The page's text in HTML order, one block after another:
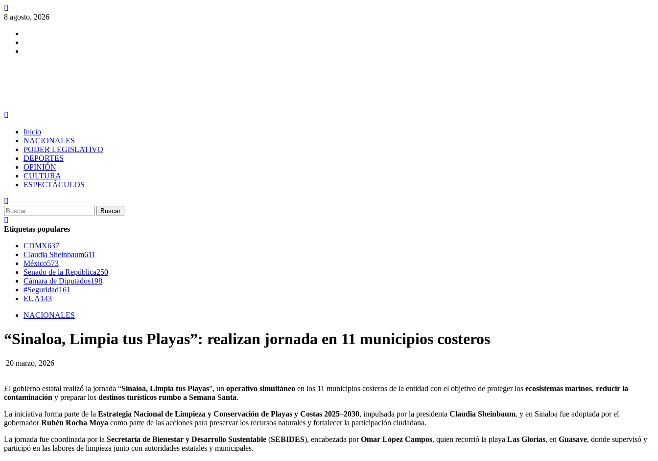
Saltar
al
8 agosto, 2026
Inicio
NACIONALES
PODER LEGISLATIVO
DEPORTES
OPINIÓN
CULTURA
ESPECTÁCULOS
Buscar:
Etiquetas populares
CDMX637
Claudia Sheinbaum611
México573
Senado de la República250
Cámara de Diputados198
#Seguridad161
EUA143
NACIONALES
“Sinaloa, Limpia tus Playas”: realizan jornada en 11 municipios costeros
20 marzo, 2026
El gobierno estatal realizó la jornada “Sinaloa, Limpia tus Playas”, un operativo simultáneo en los 11 municipios costeros de la entidad con el objetivo de proteger los ecosistemas marinos, reducir la
contaminación y preparar los destinos turísticos rumbo a Semana Santa.
La iniciativa forma parte de la Estrategia Nacional de Limpieza y Conservación de Playas y Costas 2025–2030, impulsada por la presidenta Claudia Sheinbaum, y en Sinaloa fue adoptada por el
gobernadorRubén Rocha Moya como parte de las acciones para preservar los recursos naturales y fortalecer la participación ciudadana.
La jornada fue coordinada por la Secretaría de Bienestar y Desarrollo Sustentable (SEBIDES), encabezada porOmar López Campos, quien recorrió la playa Las Glorias, en Guasave, donde supervisó y
participó en las labores de limpieza junto con autoridades estatales y municipales.